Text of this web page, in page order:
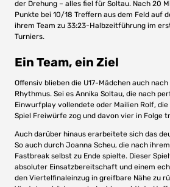
der Drehung – alles fiel für Soltau. Nach 20
Punkte bei 10/18 Treffern aus dem Feld auf
ihrem Team zu 33:23-Halbzeitführung im
Turniers.
Ein Team, ein Ziel
Offensiv blieben die U17-Mädchen auch
Rhythmus. Sei es Annika Soltau, die nach
Einwurfplay vollendete oder Mailien Rolf,
Spiel Freiwürfe zog und davon vier in Folge
Auch darüber hinaus erarbeitete sich das
So auch durch Joanna Scheu, die nach
Fastbreak selbst zu Ende spielte. Dieser
absoluter Einsatzbereitschaft und einem
den Viertelfinaleinzug in greifbare Nähe zu